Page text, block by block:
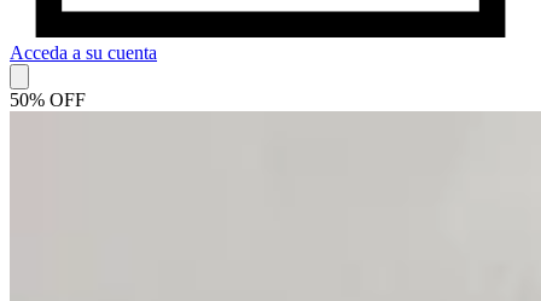
Acceda a su cuenta
50% OFF